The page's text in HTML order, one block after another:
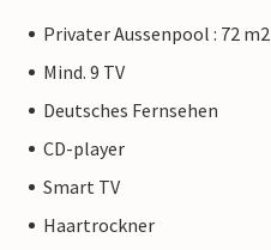
Privater Aussenpool : 72 m2
Mind. 9 TV
Deutsches Fernsehen
CD-player
Smart TV
Haartrockner